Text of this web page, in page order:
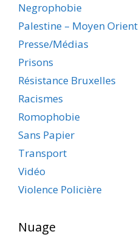
Negrophobie
Palestine – Moyen Orient
Presse/Médias
Prisons
Résistance Bruxelles
Racismes
Romophobie
Sans Papier
Transport
Vidéo
Violence Policière
Nuage